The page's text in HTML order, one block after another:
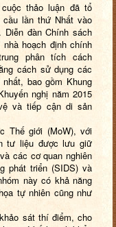
thảo luận đã tổ
lần thứ Nhất vào
đàn Chính sách
hoạch định chính
phân tích cách
cách sử dụng các
bao gồm Khung
nghị năm 2015
và tiếp cận di sản
Thế giới (MoW), với
tư liệu được lưu giữ
các cơ quan nghiên
phát triển (SIDS) và
này có khả năng
tự nhiên cũng như
sát thí điểm, cho